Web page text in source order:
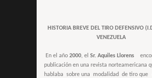
HISTORIA BREVE DEL TIRO DEFENSIVO
VENEZUELA
En el año 2000, el Sr. Aquiles Llorens
publicación en una revista norteamericana
hablaba sobre una modalidad de tiro que